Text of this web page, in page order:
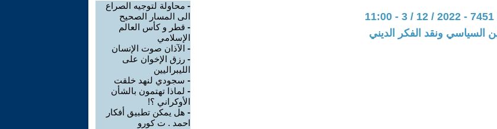
السياسي ونقد الفكر الديني
- محاولة لتوجيه الصراع
الى المسار الصحيح
- قطر و كأس العالم
الإسلامي
- الآذان صوت الإنسان
- رزق الإخوان على
الليبراليين
- سجودي لنهد خلقت
- لماذا تهتمون بالشأن
الأوكراني ؟!
- هل يمكن تطبيق أفكار
احمد . ت كورو